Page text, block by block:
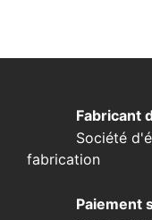
Fabricant
Société
fabrication
Paiement